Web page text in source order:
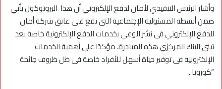
وأشار الرئيس التنفيذي لأمان لدفع الإلكتروني أن هذا البروتوكول يأتي
ضمن أنشطة المسئولية الإجتماعية التى تقع على عاتق شركة أمان
للدفع الإلكتروني فى نشر الوعي بخدمات الدفع الإلكترونية خاصة بعد
تبنى البنك المركزي هذه المبادرة، مؤكدًا على أهمية الخدمات
الإلكترونية فى توفير حياة أسهل للأفراد خاصة فى ظل ظروف جائحة
“كورونا .